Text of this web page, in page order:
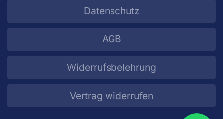
Datenschutz
AGB
Widerrufsbelehrung
Vertrag widerrufen